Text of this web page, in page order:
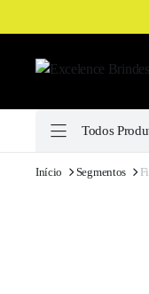
Todos
Início Segmentos